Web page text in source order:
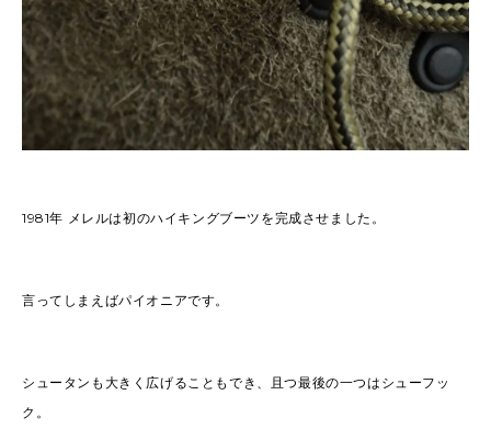
1981年 メレルは初のハイキングブーツを完成させました。
言ってしまえばパイオニアです。
シュータンも大きく広げることもでき、且つ最後の一つはシューフッ
ク。